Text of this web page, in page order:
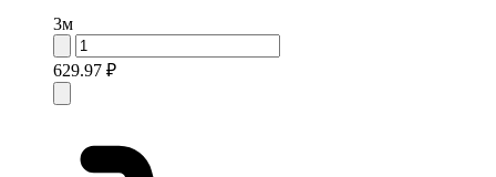
3м
629.97 ₽